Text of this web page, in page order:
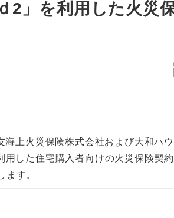
2」を利用した火災
上火災保険株式会社および大和ハウ
した住宅購入者向けの火災保険契
す。